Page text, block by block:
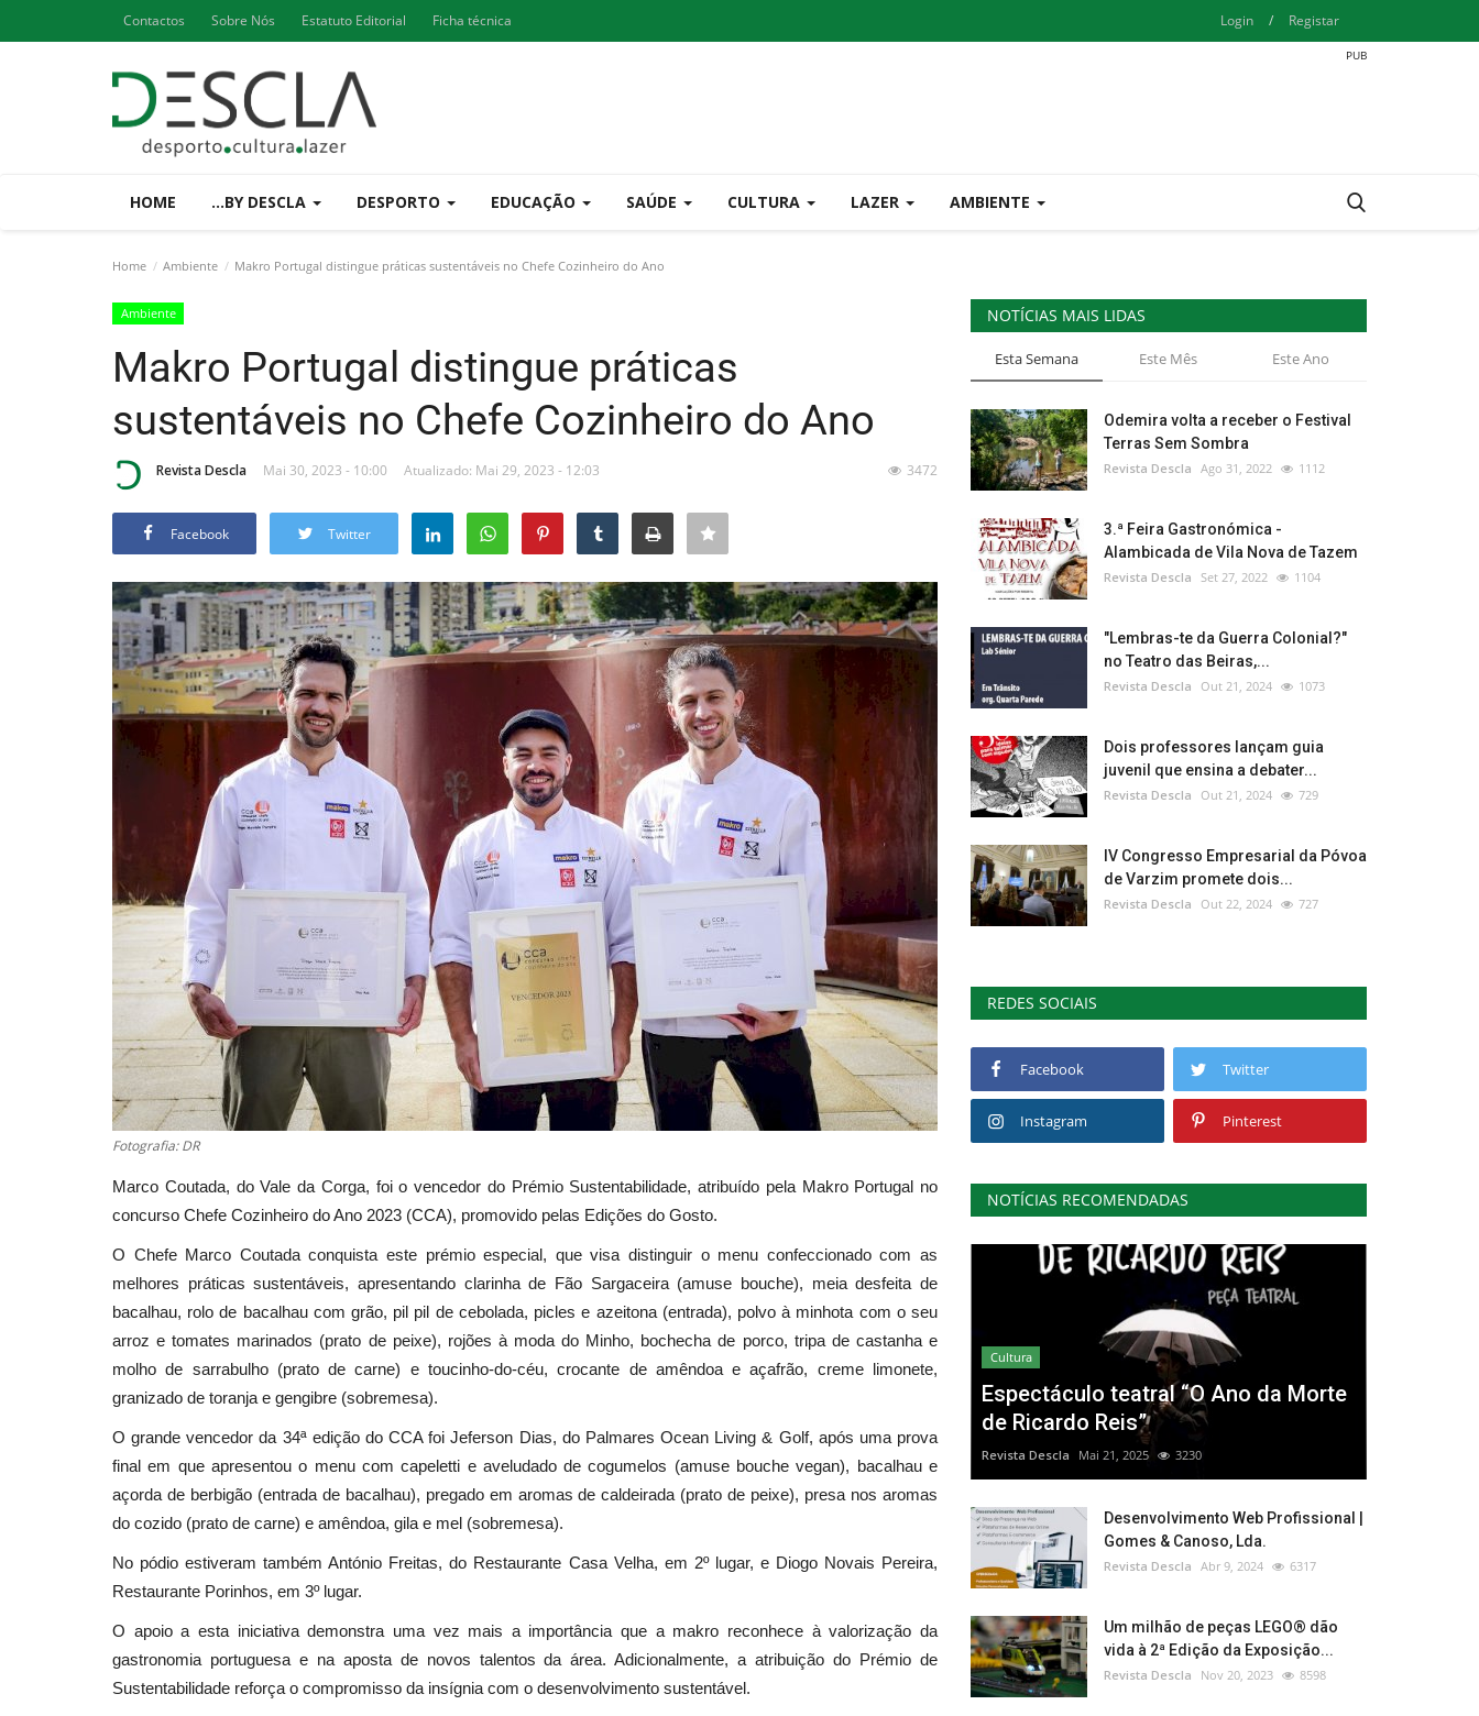
Contactos Sobre Nós Estatuto Editorial Ficha técnica Login / Registar
HOME ...BY DESCLA DESPORTO EDUCAÇÃO SAÚDE CULTURA LAZER AMBIENTE
Home Ambiente Makro Portugal distingue práticas sustentáveis no Chefe Cozinheiro do Ano
Ambiente
Makro Portugal distingue práticas
sustentáveis no Chefe Cozinheiro do Ano
Revista Descla Mai 30, 2023 - 10:00 Atualizado: Mai 29, 2023 - 12:03 3472
Facebook Twitter
Fotografia: DR
Marco Coutada, do Vale da Corga, foi o vencedor do Prémio Sustentabilidade, atribuído pela Makro Portugal no
concurso Chefe Cozinheiro do Ano 2023 (CCA), promovido pelas Edições do Gosto.
O Chefe Marco Coutada conquista este prémio especial, que visa distinguir o menu confeccionado com as
melhores práticas sustentáveis, apresentando clarinha de Fão Sargaceira (amuse bouche), meia desfeita de
bacalhau, rolo de bacalhau com grão, pil pil de cebolada, picles e azeitona (entrada), polvo à minhota com o seu
arroz e tomates marinados (prato de peixe), rojões à moda do Minho, bochecha de porco, tripa de castanha e
molho de sarrabulho (prato de carne) e toucinho-do-céu, crocante de amêndoa e açafrão, creme limonete,
granizado de toranja e gengibre (sobremesa).
O grande vencedor da 34ª edição do CCA foi Jeferson Dias, do Palmares Ocean Living & Golf, após uma prova
final em que apresentou o menu com capeletti e aveludado de cogumelos (amuse bouche vegan), bacalhau e
açorda de berbigão (entrada de bacalhau), pregado em aromas de caldeirada (prato de peixe), presa nos aromas
do cozido (prato de carne) e amêndoa, gila e mel (sobremesa).
No pódio estiveram também António Freitas, do Restaurante Casa Velha, em 2º lugar, e Diogo Novais Pereira,
Restaurante Porinhos, em 3º lugar.
O apoio a esta iniciativa demonstra uma vez mais a importância que a makro reconhece à valorização da
gastronomia portuguesa e na aposta de novos talentos da área. Adicionalmente, a atribuição do Prémio de
Sustentabilidade reforça o compromisso da insígnia com o desenvolvimento sustentável.
NOTÍCIAS MAIS LIDAS
Esta Semana Este Mês Este Ano
Odemira volta a receber o Festival
Terras Sem Sombra
Revista Descla Ago 31, 2022 1112
3.ª Feira Gastronómica -
Alambicada de Vila Nova de Tazem
Revista Descla Set 27, 2022 1104
"Lembras-te da Guerra Colonial?"
no Teatro das Beiras,...
Revista Descla Out 21, 2024 1073
Dois professores lançam guia
juvenil que ensina a debater...
Revista Descla Out 21, 2024 729
IV Congresso Empresarial da Póvoa
de Varzim promete dois...
Revista Descla Out 22, 2024 727
REDES SOCIAIS
Facebook Twitter
Instagram Pinterest
NOTÍCIAS RECOMENDADAS
Cultura
Espectáculo teatral “O Ano da Morte
de Ricardo Reis”
Revista Descla Mai 21, 2025 3230
Desenvolvimento Web Profissional |
Gomes & Canoso, Lda.
Revista Descla Abr 9, 2024 6317
Um milhão de peças LEGO® dão
vida à 2ª Edição da Exposição...
Revista Descla Nov 20, 2023 8598